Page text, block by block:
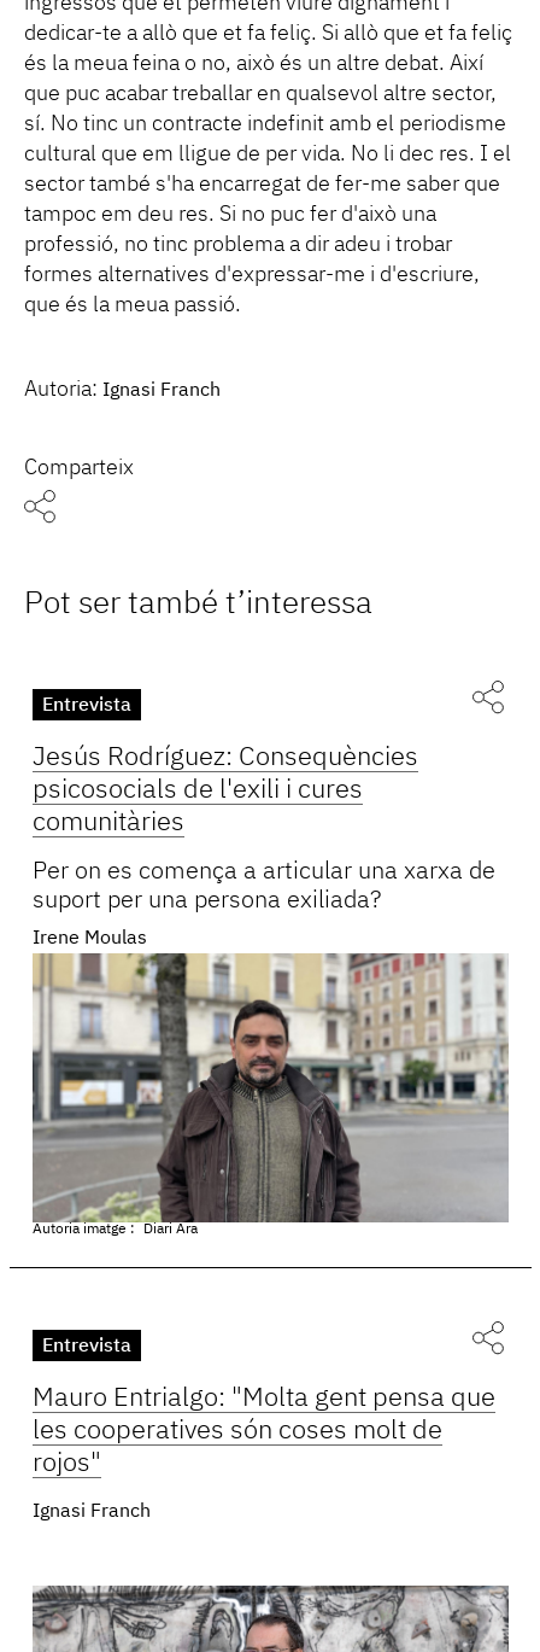
dedicar-te a allò que et fa feliç. Si allò que et fa feliç
és la meua feina o no, això és un altre debat. Així
que puc acabar treballar en qualsevol altre sector,
sí. No tinc un contracte indefinit amb el periodisme
cultural que em lligue de per vida. No li dec res. I el
sector també s'ha encarregat de fer-me saber que
tampoc em deu res. Si no puc fer d'això una
professió, no tinc problema a dir adeu i trobar
formes alternatives d'expressar-me i d'escriure,
que és la meua passió.
Autoria: Ignasi Franch
Comparteix
Pot ser també t’interessa
Entrevista
Jesús Rodríguez: Consequències
psicosocials de l'exili i cures
comunitàries
Per on es comença a articular una xarxa de
suport per una persona exiliada?
Irene Moulas
Autoria imatge : Diari Ara
Entrevista
Mauro Entrialgo: "Molta gent pensa que
les cooperatives són coses molt de
rojos"
Ignasi Franch